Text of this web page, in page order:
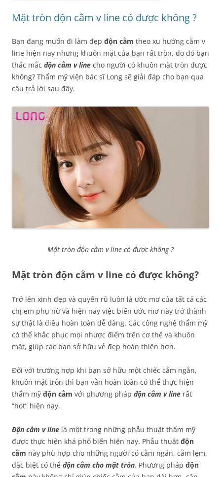
Mặt tròn độn cằm v line có được không ?
Bạn đang muốn đi làm đẹp độn cằm theo xu hướng cằm v
line hiện nay nhưng khuôn mặt của bạn rất tròn, do đó bạn
thắc mắc độn cằm v line cho người có khuôn mặt tròn được
không? Thẩm mỹ viện bác sĩ Long sẽ giải đáp cho bạn qua
câu trả lời sau đây.
Mặt tròn độn cằm v line có được không ?
Mặt tròn độn cằm v line có được không?
Trở lên xinh đẹp và quyến rũ luôn là ước mơ của tất cả các
chị em phụ nữ và hiện nay việc biến ước mơ này trở thành
sự thật là điều hoàn toàn dễ dàng. Các công nghệ thẩm mỹ
có thể khắc phục mọi nhược điểm trên cơ thể và khuôn
mặt, giúp các bạn sở hữu vẻ đẹp hoàn thiện hơn.
Đối với trường hợp khi bạn sở hữu một chiếc cằm ngắn,
khuôn mặt tròn thì bạn vẫn hoàn toàn có thể thực hiện
thẩm mỹ độn cằm với phương pháp độn cằm v line rất
“hot” hiện nay.
Độn cằm v line là một trong những phẫu thuật thẩm mỹ
được thực hiện khá phổ biến hiện nay. Phẫu thuật độn
cằm này phù hợp cho những người có cằm ngắn, cằm lẹm,
đặc biệt có thể độn cằm cho mặt tròn. Phương pháp độn